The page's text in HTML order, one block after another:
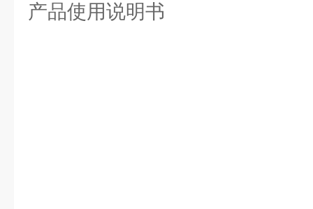
产品使用说明书